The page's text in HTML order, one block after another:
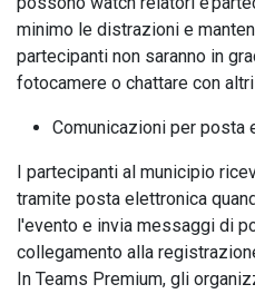
minimo le distrazioni e
partecipanti non saranno in
fotocamere o chattare con
Comunicazioni per posta
I partecipanti al municipio
tramite posta elettronica
l'evento e invia messaggi di
collegamento alla
In Teams Premium, gli